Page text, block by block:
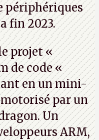
périphériques
fin 2023.
projet «
de code «
en un mini-
par un
Un
ARM,